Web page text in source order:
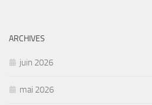
ARCHIVES
juin 2026
mai 2026